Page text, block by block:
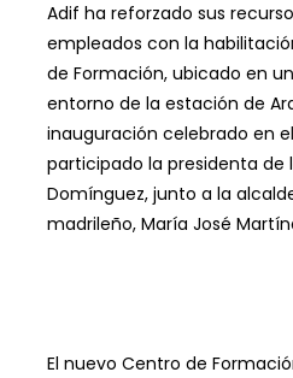
Adif ha reforzado sus
empleados con la
de Formación, ubicado en
entorno de la estación de
inauguración celebrado en
participado la presidenta de
Domínguez, junto a la
madrileño, María José
El nuevo Centro de